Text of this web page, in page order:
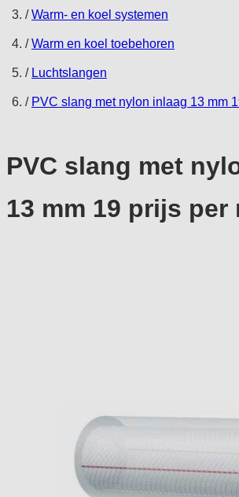
/ Warm- en koel systemen
/ Warm en koel toebehoren
/ Luchtslangen
/ PVC slang met nylon inlaag 13 mm
PVC slang met
13 mm 19 prijs per